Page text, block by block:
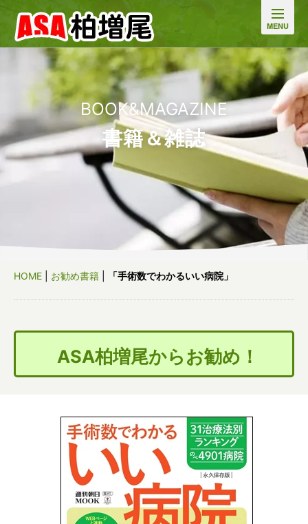
BOOK&MAGAZINE
書籍＆雑誌
HOME お勧め書籍 「手術数でわかるいい病院」
ASA柏増尾からお勧め！